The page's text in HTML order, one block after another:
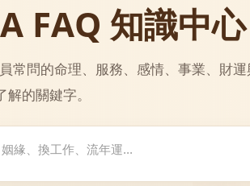
FAQ 知識中心
常問的命理、服務、感情、事業、財
的關鍵字。